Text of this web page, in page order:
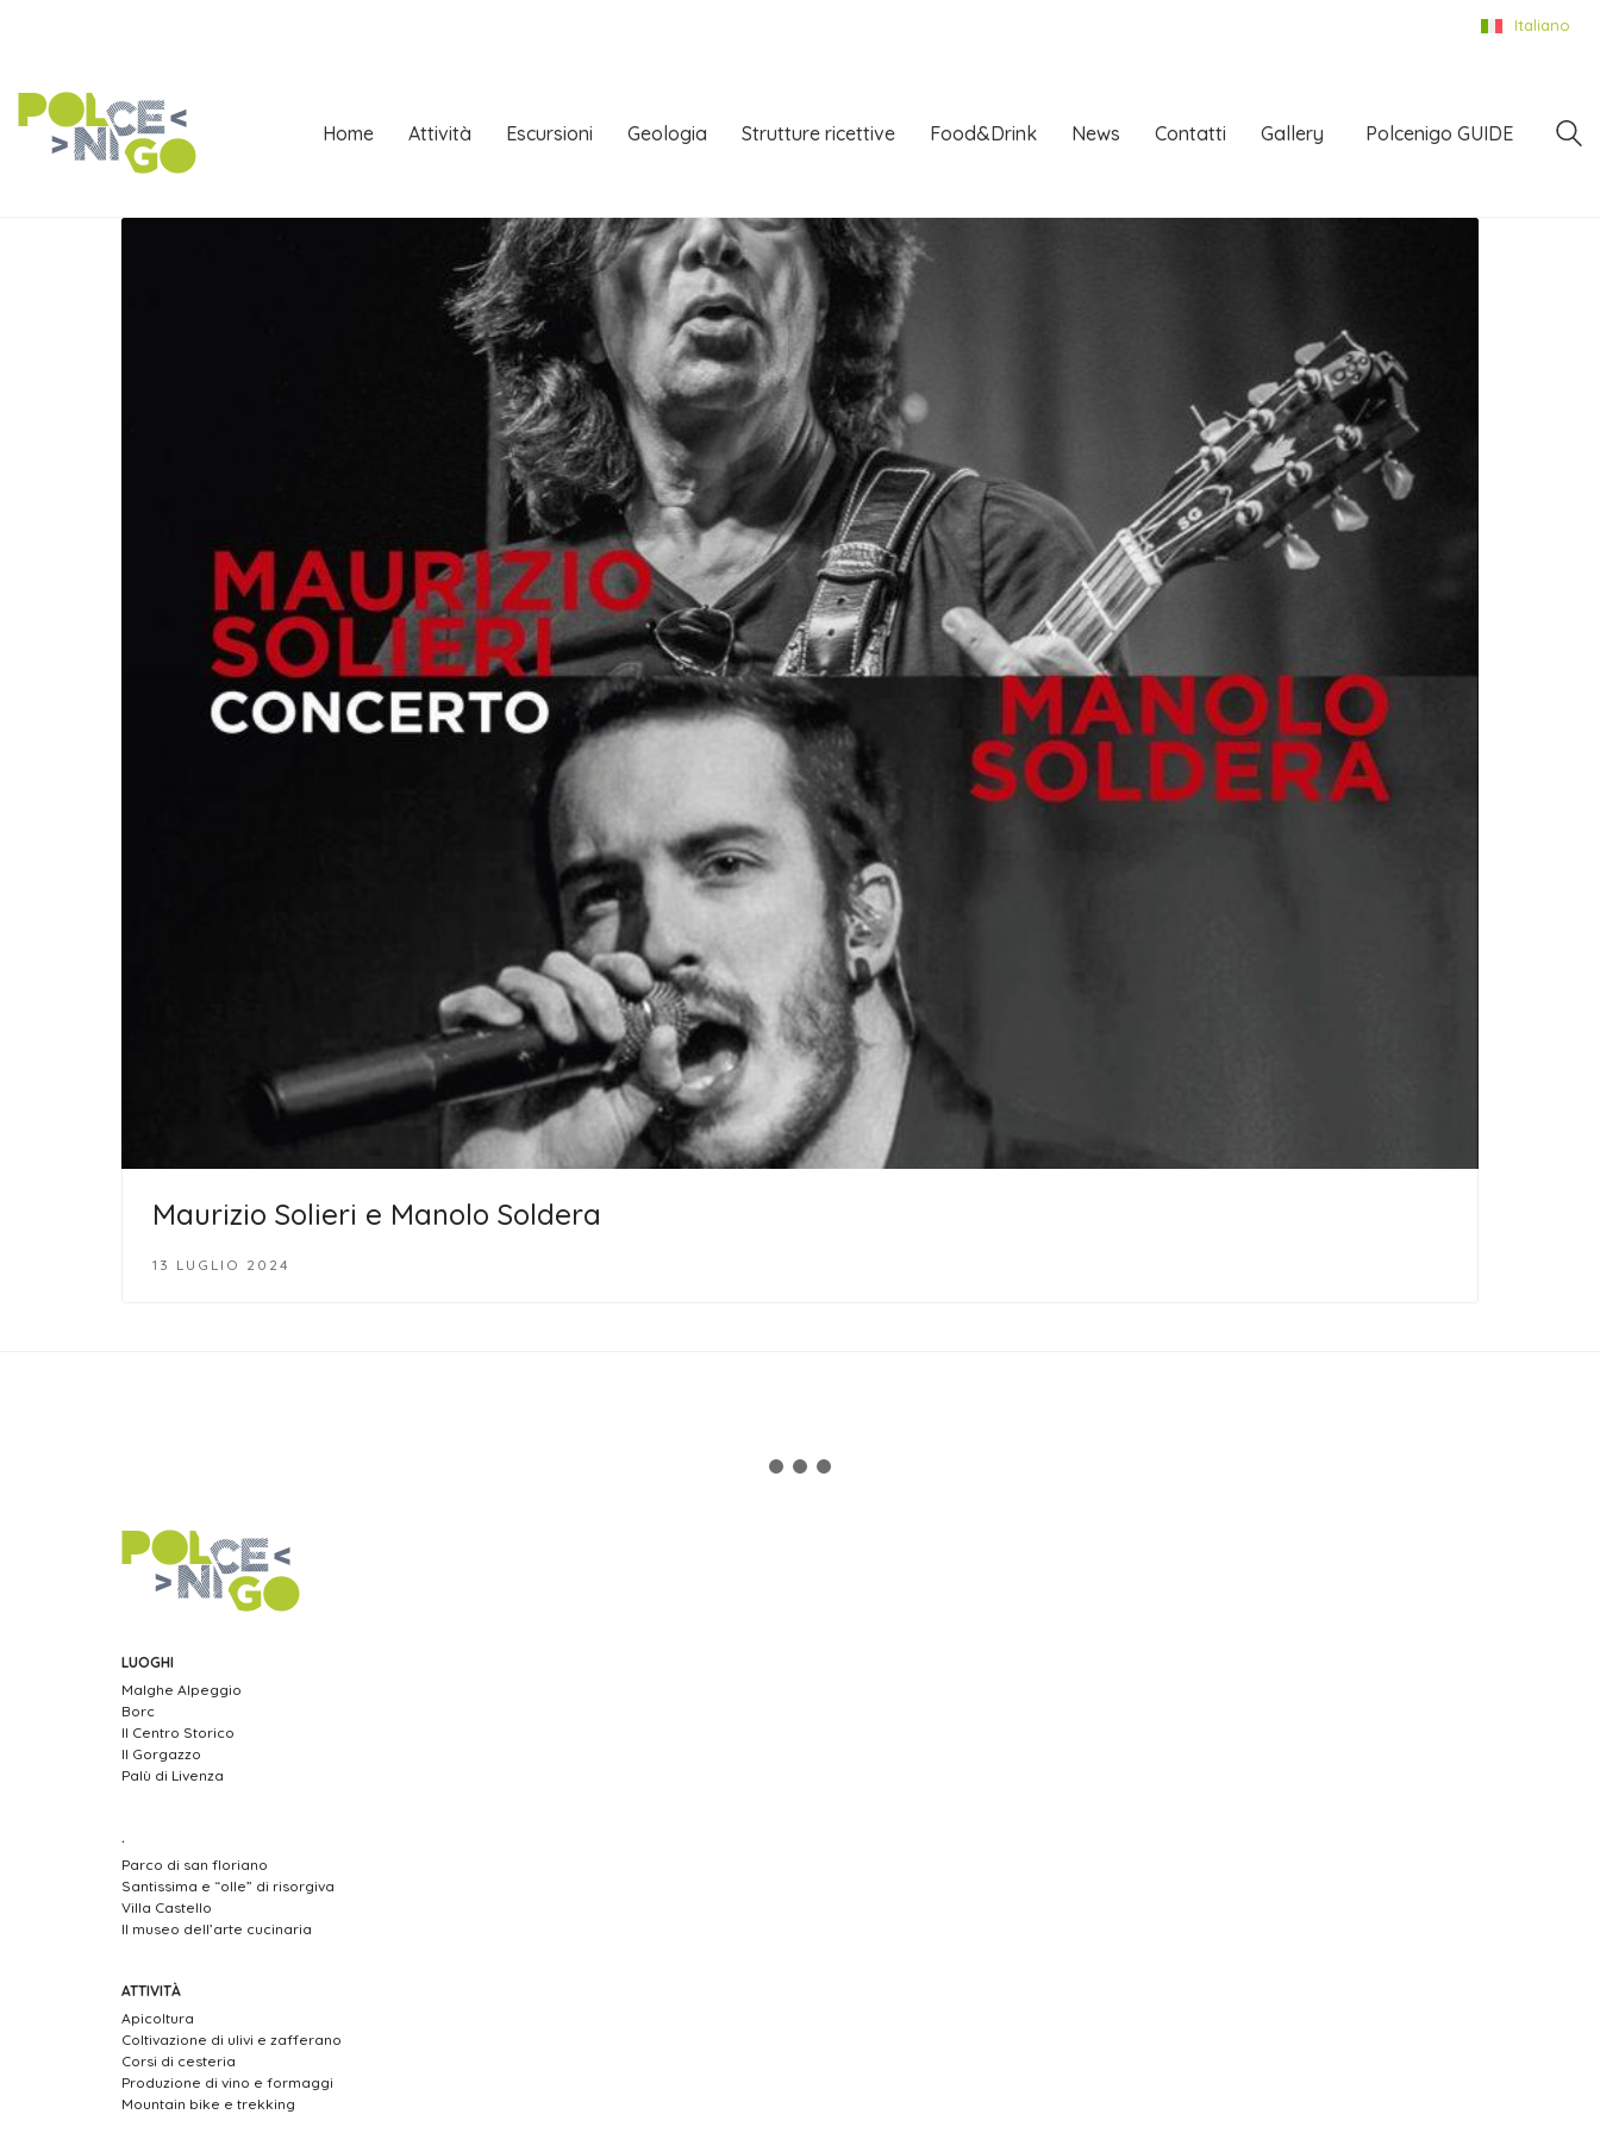
Italiano
Home Attività Escursioni Geologia Strutture ricettive Food&Drink News Contatti Gallery Polcenigo GUIDE
Maurizio Solieri e Manolo Soldera
13 LUGLIO 2024
LUOGHI
Malghe Alpeggio
Borc
Il Centro Storico
Il Gorgazzo
Palù di Livenza
.
Parco di san floriano
Santissima e “olle” di risorgiva
Villa Castello
Il museo dell’arte cucinaria
ATTIVITÀ
Apicoltura
Coltivazione di ulivi e zafferano
Corsi di cesteria
Produzione di vino e formaggi
Mountain bike e trekking